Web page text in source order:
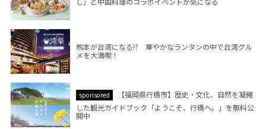
熊本が台湾になる!? 華やかなランタンの中で台湾グル
メを大満喫！
sponsored
【福岡県行橋市】歴史・文化、自然を凝縮
した観光ガイドブック「ようこそ、行橋へ。」を無料公
開中